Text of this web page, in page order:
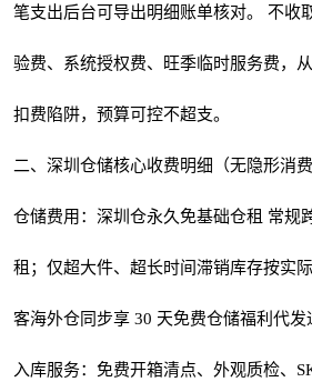
笔支出后台可导出明细账单核对。 不收
验费、系统授权费、旺季临时服务费，
扣费陷阱，预算可控不超支。
二、深圳仓储核心收费明细（无隐形消费
仓储费用：深圳仓永久免基础仓租 常规
租；仅超大件、超长时间滞销库存按实
客海外仓同步享 30 天免费仓储福利代发
入库服务：免费开箱清点、外观质检、